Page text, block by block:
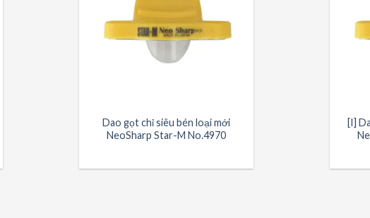
Dao gọt chỉ siêu bén loại mới
NeoSharp Star-M No.4970
[I]